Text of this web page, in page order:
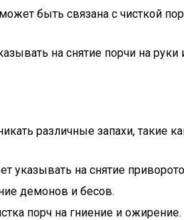
быть связана с чисткой
на снятие порчи на руки
различные запахи, такие
указывать на снятие
демонов и бесов.
порч на гниение и ожирение.